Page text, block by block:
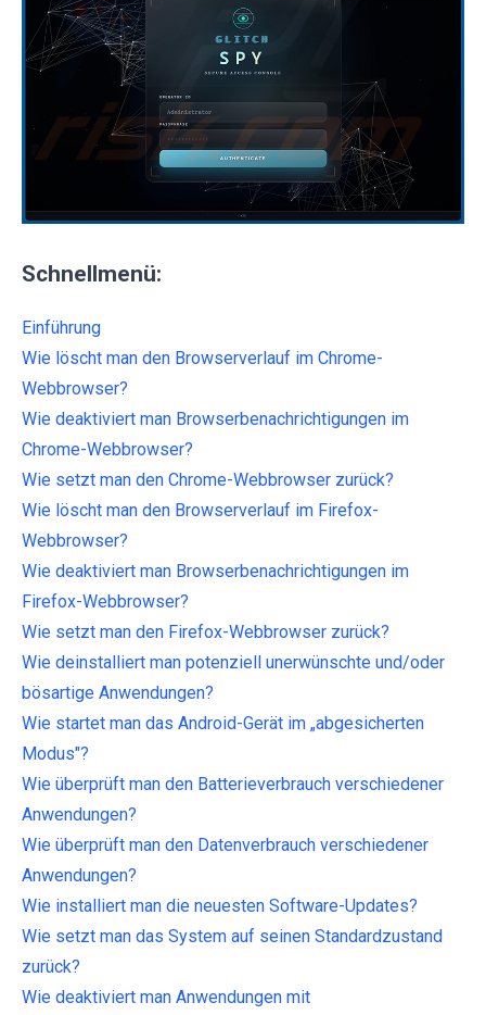
Schnellmenü:
Einführung
Wie löscht man den Browserverlauf im Chrome-
Webbrowser?
Wie deaktiviert man Browserbenachrichtigungen im
Chrome-Webbrowser?
Wie setzt man den Chrome-Webbrowser zurück?
Wie löscht man den Browserverlauf im Firefox-
Webbrowser?
Wie deaktiviert man Browserbenachrichtigungen im
Firefox-Webbrowser?
Wie setzt man den Firefox-Webbrowser zurück?
Wie deinstalliert man potenziell unerwünschte und/oder
bösartige Anwendungen?
Wie startet man das Android-Gerät im „abgesicherten
Modus"?
Wie überprüft man den Batterieverbrauch verschiedener
Anwendungen?
Wie überprüft man den Datenverbrauch verschiedener
Anwendungen?
Wie installiert man die neuesten Software-Updates?
Wie setzt man das System auf seinen Standardzustand
zurück?
Wie deaktiviert man Anwendungen mit